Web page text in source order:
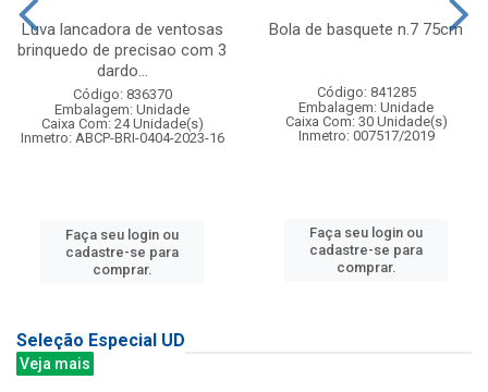
Luva lancadora de ventosas
brinquedo de precisao com 3
dardo...
Código: 836370
Embalagem: Unidade
Caixa Com: 24 Unidade(s)
Inmetro: ABCP-BRI-0404-2023-16
Faça seu login ou
cadastre-se para
comprar.
Bola de basquete n.7 75cm
Código: 841285
Embalagem: Unidade
Caixa Com: 30 Unidade(s)
Inmetro: 007517/2019
Faça seu login ou
cadastre-se para
comprar.
Seleção Especial UD
Veja mais